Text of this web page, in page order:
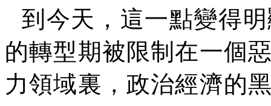
到今天，這一點變得
的轉型期被限制在一個
力領域裏，政治經濟的